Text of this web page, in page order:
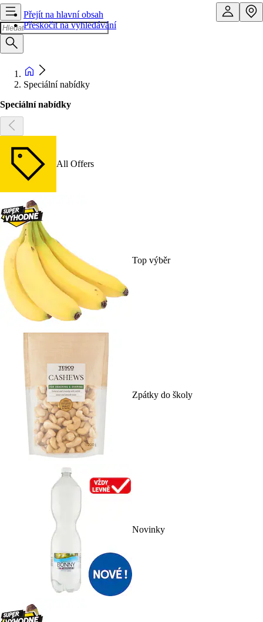
Přejít na hlavní obsah
Přeskočit na vyhledávání
Speciální nabídky
Speciální nabídky
All Offers
Top výběr
Zpátky do školy
Novinky